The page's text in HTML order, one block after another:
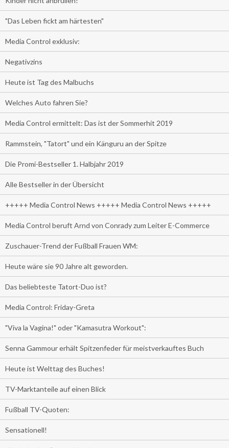
"Das Leben fickt am härtesten"
Media Control exklusiv:
Negativzins
Heute ist Tag des Malbuchs
Welches Auto fahren Sie?
Media Control ermittelt: Das ist der Sommerhit 2019
Rammstein, "Tatort" und ein Känguru an der Spitze
Die Promi-Bestseller 1. Halbjahr 2019
Alle Bestseller in der Übersicht
+++++ Media Control News +++++ Media Control News +++++
Media Control beruft Arnd von Conrady zum Leiter E-Commerce
Zuschauer-Trend der Fußball Frauen WM:
Heute wäre sie 90 Jahre alt geworden.
Das beliebteste Tatort-Duo ist?
Media Control: Friday-Greta
"Viva la Vagina!" oder "Kamasutra Workout":
Senna Gammour erhält Spitzenfeder für meistverkauftes Buch
Heute ist Welttag des Buches!
TV-Marktanteile auf einen Blick
Fußball TV-Quoten:
Sensationell!